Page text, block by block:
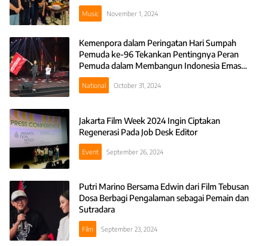
Music November 1, 2024
Kemenpora dalam Peringatan Hari Sumpah
Pemuda ke-96 Tekankan Pentingnya Peran
Pemuda dalam Membangun Indonesia Emas
2045
National October 31, 2024
Jakarta Film Week 2024 Ingin Ciptakan
Regenerasi Pada Job Desk Editor
Event September 26, 2024
Putri Marino Bersama Edwin dari Film Tebusan
Dosa Berbagi Pengalaman sebagai Pemain dan
Sutradara
Film September 23, 2024